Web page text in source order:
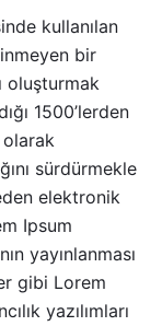
kullanılan
bir
oluşturmak
1500’lerden
sürdürmekle
elektronik
Ipsum
yayınlanması
gibi Lorem
yazılımları